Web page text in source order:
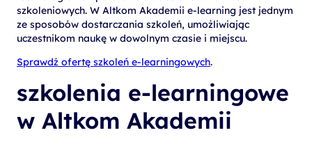
szkoleniowych. W Altkom Akademii e-learning jest jednym
ze sposobów dostarczania szkoleń, umożliwiając
uczestnikom naukę w dowolnym czasie i miejscu.
Sprawdź ofertę szkoleń e-learningowych.
szkolenia e-learningowe
w Altkom Akademii